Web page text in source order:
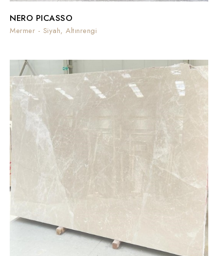
NERO PICASSO
Mermer - Siyah, Altınrengi